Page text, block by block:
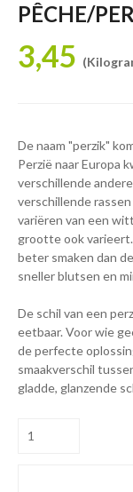
PÊCHE/
3,45
De naam "perzik"
Perzië naar Europa
verschillende
verschillende
variëren van een
grootte ook
beter smaken dan
sneller blutsen en
De schil van een
eetbaar. Voor wie
de perfecte
smaakverschil
gladde, glanzende